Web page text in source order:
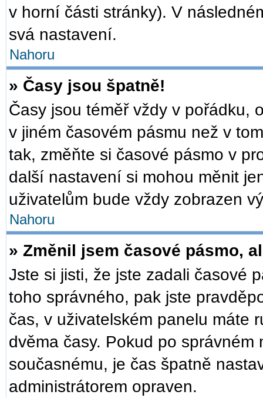
v horní části stránky). V
svá nastavení.
Nahoru
» Časy jsou špatně!
Časy jsou téměř vždy v pořádku,
v jiném časovém pásmu než v
tak, změňte si časové pásmo v
další nastavení si mohou měnit
uživatelům bude vždy zobrazen
Nahoru
» Změnil jsem časové pásmo,
Jste si jisti, že jste zadali časové
toho správného, pak jste
čas, v uživatelském panelu máte
dvěma časy. Pokud po
současnému, je čas špatně
administrátorem opraven.